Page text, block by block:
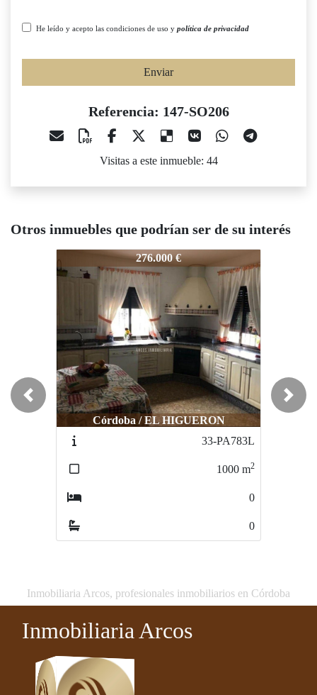
He leído y acepto las condiciones de uso y política de privacidad
Enviar
Referencia: 147-SO206
Visitas a este inmueble: 44
Otros inmuebles que podrían ser de su interés
276.000 €
Córdoba / EL HIGUERON
33-PA783L
147-SO206 190.000 €
Córdoba / LA BARQUERA
54-PA701L
1500
Previous Next
Inmobiliaria Arcos, profesionales inmobiliarios en Córdoba
Inmobiliaria Arcos